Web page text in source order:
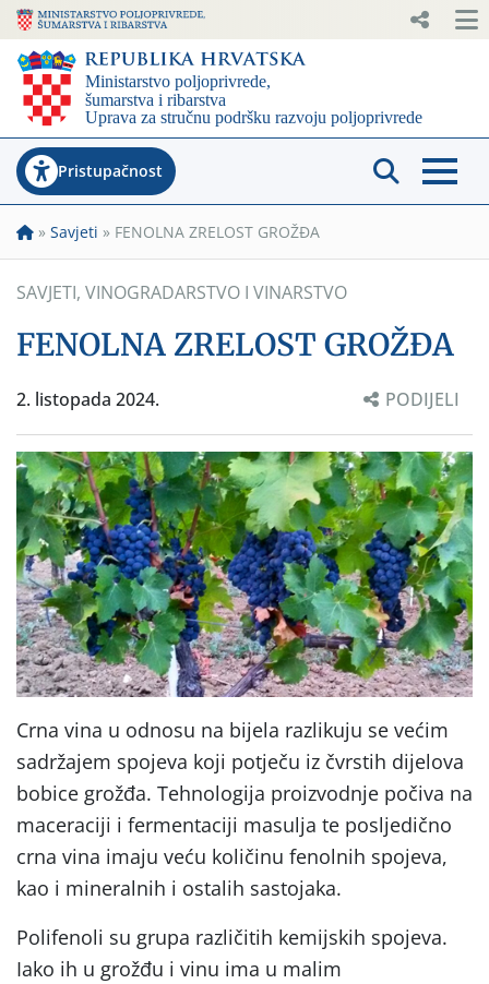
Pristupačnost
» Savjeti » FENOLNA ZRELOST GROŽĐA
SAVJETI, VINOGRADARSTVO I VINARSTVO
FENOLNA ZRELOST GROŽĐA
2. listopada 2024. PODIJELI
Crna vina u odnosu na bijela razlikuju se većim
sadržajem spojeva koji potječu iz čvrstih dijelova
bobice grožđa. Tehnologija proizvodnje počiva na
maceraciji i fermentaciji masulja te posljedično
crna vina imaju veću količinu fenolnih spojeva,
kao i mineralnih i ostalih sastojaka.
Polifenoli su grupa različitih kemijskih spojeva.
Iako ih u grožđu i vinu ima u malim